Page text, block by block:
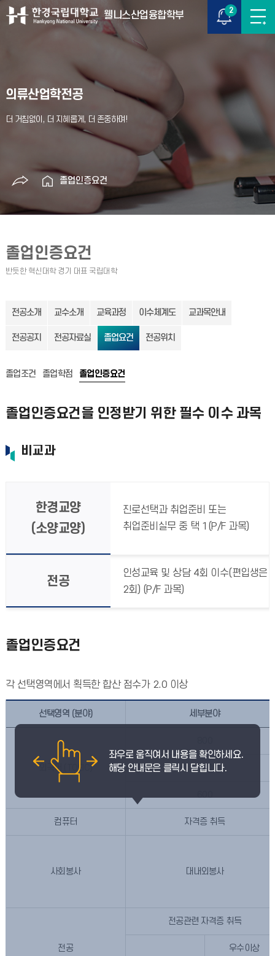
웰니스산업융합학부 2
의류산업학전공
졸업인증요건
졸업인증요건
전공소개 교수소개 교육과정 이수체계도 교과목안내
전공공지 전공자료실 졸업요건 전공위치
졸업조건 졸업학점 졸업인증요건
졸업인증요건을 인정받기 위한 필수 이수 과목
비교과
한경교양
(소양교양)
진로선택과 취업준비 또는
취업준비실무 중 택 1(P/F 과목)
전공
인성교육 및 상담 4회 이수(편입생은
2회) (P/F 과목)
졸업인증요건
각 선택영역에서 획득한 합산 점수가 2.0 이상
선택영역 (분야) 세부분야
외국어 (TOEIC) 700
컴퓨터 자격증 취득
사회봉사 대내외봉사
전공
전공관련 자격증 취득
우수이상